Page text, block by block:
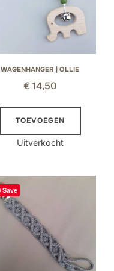
WAGENHANGER | OLLIE
€ 14,50
TOEVOEGEN
Uitverkocht
Save